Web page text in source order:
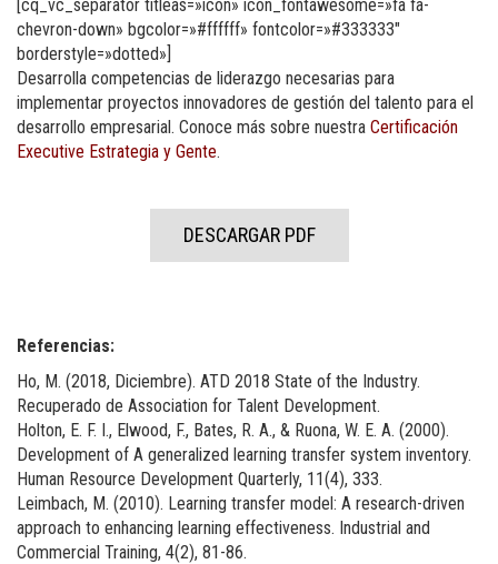
[cq_vc_separator titleas=»icon» icon_fontawesome=»fa fa-
chevron-down» bgcolor=»#ffffff» fontcolor=»#333333″
borderstyle=»dotted»]
Desarrolla competencias de liderazgo necesarias para
implementar proyectos innovadores de gestión del talento para el
desarrollo empresarial. Conoce más sobre nuestra Certificación
Executive Estrategia y Gente.
DESCARGAR PDF
Referencias:
Ho, M. (2018, Diciembre). ATD 2018 State of the Industry.
Recuperado de Association for Talent Development.
Holton, E. F. I., Elwood, F., Bates, R. A., & Ruona, W. E. A. (2000).
Development of A generalized learning transfer system inventory.
Human Resource Development Quarterly, 11(4), 333.
Leimbach, M. (2010). Learning transfer model: A research-driven
approach to enhancing learning effectiveness. Industrial and
Commercial Training, 4(2), 81-86.